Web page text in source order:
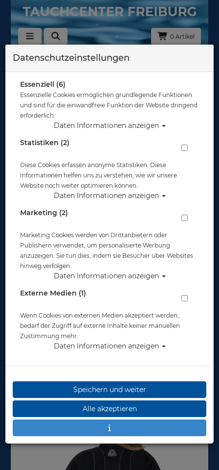
0 Artikel
Zurück
Datenschutzeinstellungen
Essenziell (6)
Essenzielle Cookies ermöglichen grundlegende Funktionen
und sind für die einwandfreie Funktion der Website dringend
erforderlich.
Daten Informationen anzeigen
Statistiken (2)
Diese Cookies erfassen anonyme Statistiken. Diese
Informationen helfen uns zu verstehen, wie wir unsere
Website noch weiter optimieren können.
Daten Informationen anzeigen
Marketing (2)
Marketing Cookies werden von Drittanbietern oder
Publishern verwendet, um personalisierte Werbung
anzuzeigen. Sie tun dies, indem sie Besucher über Websites
hinweg verfolgen.
Daten Informationen anzeigen
Externe Medien (1)
Wenn Cookies von externen Medien akzeptiert werden,
bedarf der Zugriff auf externe Inhalte keiner manuellen
Zustimmung mehr.
Daten Informationen anzeigen
Speichern und weiter
Alle akzeptieren